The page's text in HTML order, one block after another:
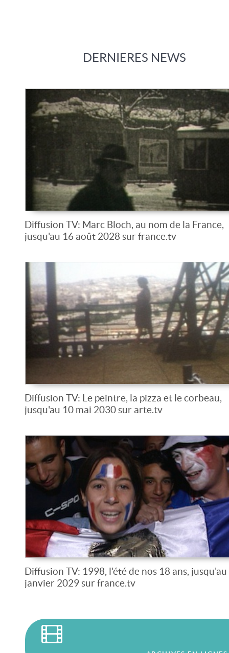
DERNIERES NEWS
Diffusion TV: Marc Bloch, au nom de la France,
jusqu'au 16 août 2028 sur france.tv
Diffusion TV: Le peintre, la pizza et le corbeau,
jusqu'au 10 mai 2030 sur arte.tv
Diffusion TV: 1998, l'été de nos 18 ans,
janvier 2029 sur france.tv